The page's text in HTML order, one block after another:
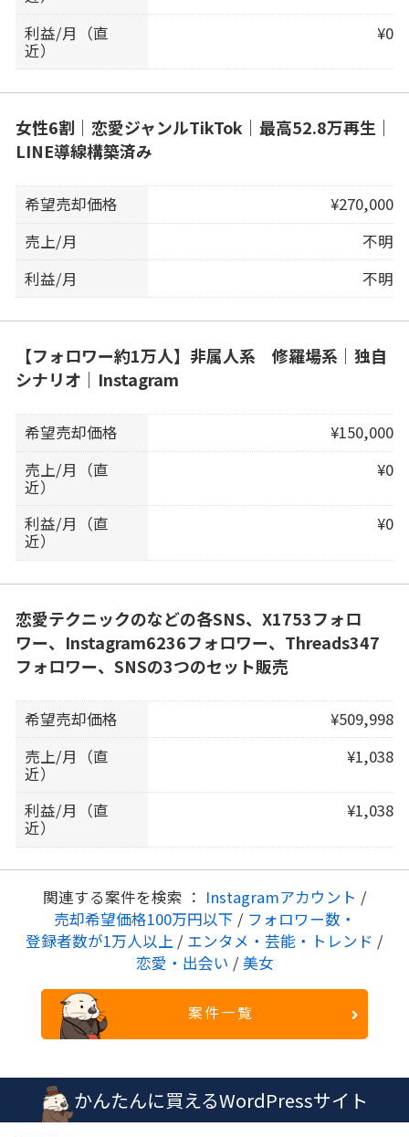
利益/月（直
近）
¥0
女性6割｜恋愛ジャンルTikTok｜最高52.8万再生｜
LINE導線構築済み
希望売却価格
¥270,000
売上/月
不明
利益/月
不明
【フォロワー約1万人】非属人系 修羅場系｜独自
シナリオ｜Instagram
希望売却価格
¥150,000
売上/月（直
近）
¥0
利益/月（直
近）
¥0
恋愛テクニックのなどの各SNS、X1753フォロ
ワー、Instagram6236フォロワー、Threads347
フォロワー、SNSの3つのセット販売
希望売却価格
¥509,998
売上/月（直
近）
¥1,038
利益/月（直
近）
¥1,038
関連する案件を検索 ： Instagramアカウント /
売却希望価格100万円以下 / フォロワー数・
登録者数が1万人以上 / エンタメ・芸能・トレンド /
恋愛・出会い / 美女
案件一覧
かんたんに買えるWordPressサイト